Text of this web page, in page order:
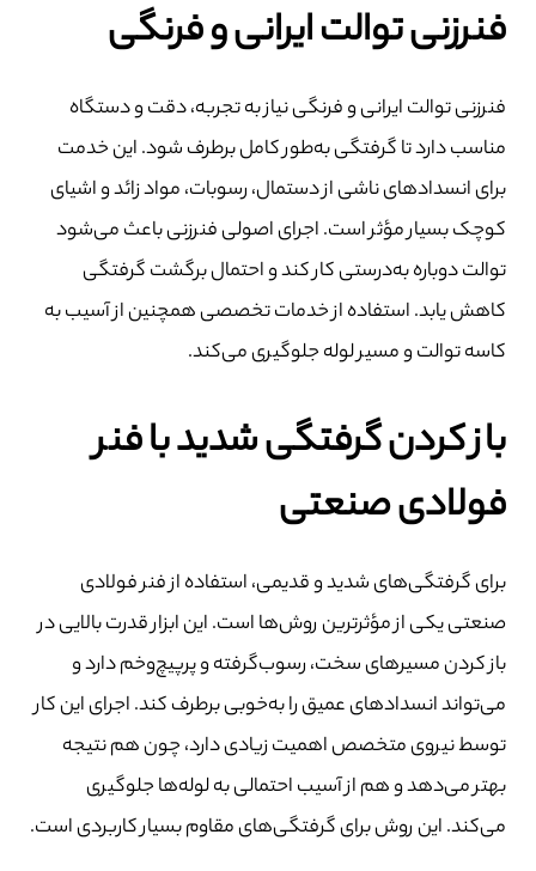
فنرزنی توالت ایرانی و فرنگی
فنرزنی توالت ایرانی و فرنگی نیاز به تجربه، دقت و دستگاه
مناسب دارد تا گرفتگی به‌طور کامل برطرف شود. این خدمت
برای انسدادهای ناشی از دستمال، رسوبات، مواد زائد و اشیای
کوچک بسیار مؤثر است. اجرای اصولی فنرزنی باعث می‌شود
توالت دوباره به‌درستی کار کند و احتمال برگشت گرفتگی
کاهش یابد. استفاده از خدمات تخصصی همچنین از آسیب به
کاسه توالت و مسیر لوله جلوگیری می‌کند.
باز کردن گرفتگی شدید با فنر
فولادی صنعتی
برای گرفتگی‌های شدید و قدیمی، استفاده از فنر فولادی
صنعتی یکی از مؤثرترین روش‌ها است. این ابزار قدرت بالایی در
باز کردن مسیرهای سخت، رسوب‌گرفته و پرپیچ‌وخم دارد و
می‌تواند انسدادهای عمیق را به‌خوبی برطرف کند. اجرای این کار
توسط نیروی متخصص اهمیت زیادی دارد، چون هم نتیجه
بهتر می‌دهد و هم از آسیب احتمالی به لوله‌ها جلوگیری
می‌کند. این روش برای گرفتگی‌های مقاوم بسیار کاربردی است.